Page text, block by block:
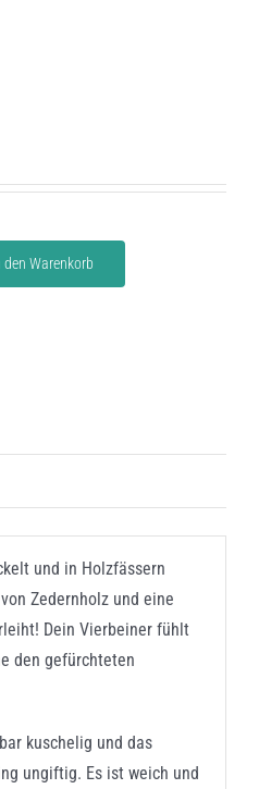
den Warenkorb
und in Holzfässern
Zedernholz und eine
Dein Vierbeiner fühlt
den gefürchteten
kuschelig und das
ungiftig. Es ist weich und